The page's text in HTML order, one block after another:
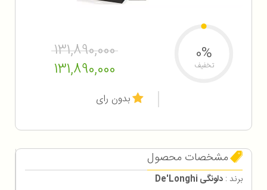
131,890,000
131,890,000
0%
تخفیف
بدون رای
مشخصات محصول
برند : دلونگی De'Longhi